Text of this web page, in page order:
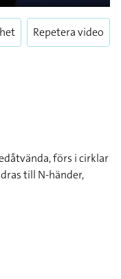
Enter
Repetera video
förs i cirklar
till N-händer,